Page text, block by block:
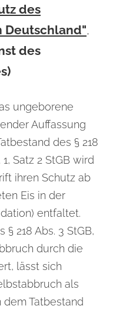
des
Deutschland",
des
ungeborene
Auffassung
des § 218
Satz 2 StGB wird
ihren Schutz ab
Eis in der
entfaltet.
218 Abs. 3 StGB,
durch die
lässt sich
als
Tatbestand